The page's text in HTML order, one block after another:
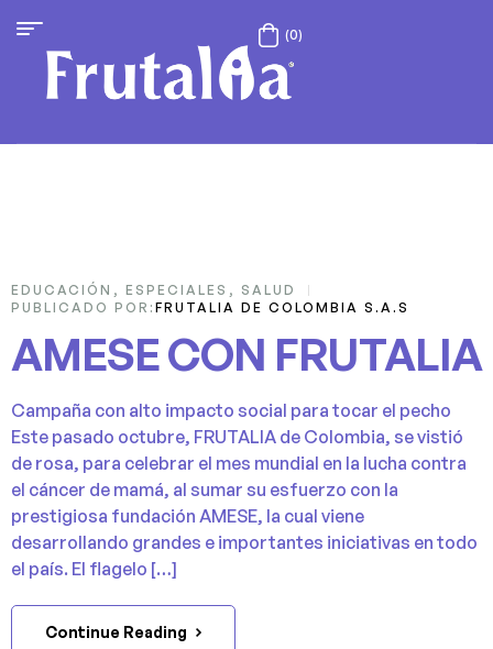
(0)
30
EDUCACIÓN , ESPECIALES , SALUD
PUBLICADO POR: FRUTALIA DE COLOMBIA S.A.S
AMESE CON FRUTALIA
Campaña con alto impacto social para tocar el pecho
Este pasado octubre, FRUTALIA de Colombia, se vistió
de rosa, para celebrar el mes mundial en la lucha contra
el cáncer de mamá, al sumar su esfuerzo con la
prestigiosa fundación AMESE, la cual viene
desarrollando grandes e importantes iniciativas en todo
el país. El flagelo […]
Continue Reading